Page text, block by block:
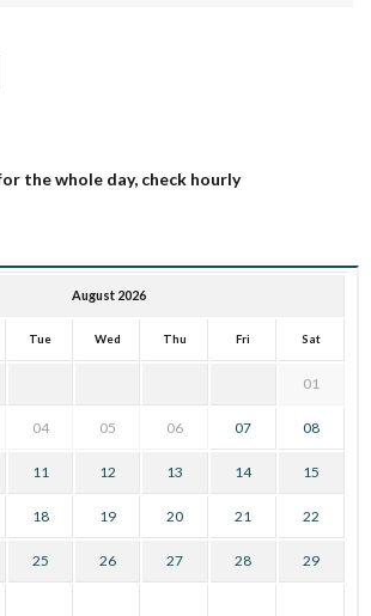
the whole day, check hourly
August 2026
Tue Wed Thu Fri Sat
01
04 05 06 07 08
11 12 13 14 15
18 19 20 21 22
25 26 27 28 29